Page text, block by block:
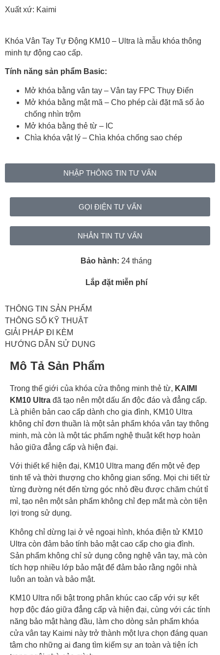
Xuất xứ: Kaimi
Khóa Vân Tay Tự Động KM10 – Ultra là mẫu khóa thông
minh tự động cao cấp.
Tính năng sản phẩm Basic:
Mở khóa bằng vân tay – Vân tay FPC Thụy Điển
Mở khóa bằng mật mã – Cho phép cài đặt mã số ảo
chống nhìn trộm
Mở khóa bằng thẻ từ – IC
Chìa khóa vật lý – Chìa khóa chống sao chép
NHẬP THÔNG TIN TƯ VẤN
GỌI ĐIỆN TƯ VẤN
NHẮN TIN TƯ VẤN
Bảo hành: 24 tháng
Lắp đặt miễn phí
THÔNG TIN SẢN PHẨM
THÔNG SỐ KỸ THUẬT
GIẢI PHÁP ĐI KÈM
HƯỚNG DẪN SỬ DỤNG
Mô Tả Sản Phẩm
Trong thế giới của khóa cửa thông minh thẻ từ, KAIMI
KM10 Ultra đã tạo nên một dấu ấn độc đáo và đẳng cấp.
Là phiên bản cao cấp dành cho gia đình, KM10 Ultra
không chỉ đơn thuần là một sản phẩm khóa vân tay thông
minh, mà còn là một tác phẩm nghệ thuật kết hợp hoàn
hảo giữa đẳng cấp và hiện đại.
Với thiết kế hiện đại, KM10 Ultra mang đến một vẻ đẹp
tinh tế và thời thượng cho không gian sống. Mọi chi tiết từ
từng đường nét đến từng góc nhỏ đều được chăm chút tỉ
mỉ, tạo nên một sản phẩm không chỉ đẹp mắt mà còn tiện
lợi trong sử dụng.
Không chỉ dừng lại ở vẻ ngoại hình, khóa điện tử KM10
Ultra còn đảm bảo tính bảo mật cao cấp cho gia đình.
Sản phẩm không chỉ sử dụng công nghệ vân tay, mà còn
tích hợp nhiều lớp bảo mật để đảm bảo rằng ngôi nhà
luôn an toàn và bảo mật.
KM10 Ultra nổi bật trong phân khúc cao cấp với sự kết
hợp độc đáo giữa đẳng cấp và hiện đại, cùng với các tính
năng bảo mật hàng đầu, làm cho dòng sản phẩm khóa
cửa vân tay Kaimi này trở thành một lựa chọn đáng quan
tâm cho những ai đang tìm kiếm sự an toàn và tiện ích